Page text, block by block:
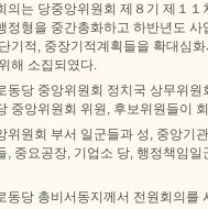
의는 당중앙위원회 제８기 제１
정형을 중간총화하고 하반년도
기적, 중장기적계획들을 확대심
해 소집되였다.
동당 중앙위원회 정치국 상무위
중앙위원회 위원, 후보위원들이
위원회 부서 일군들과 성, 중앙기
, 중요공장, 기업소 당, 행정책임
동당 총비서동지께서 전원회의를